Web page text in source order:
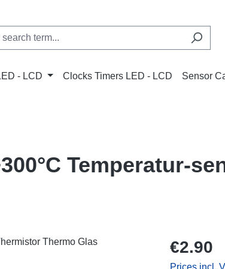
- LCD Clocks Timers LED - LCD Sensor
Temperatur-
Regular price:
€2.90
Prices incl.